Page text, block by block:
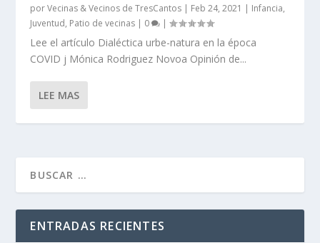
porVecinas & Vecinos de TresCantos | Feb 24, 2021 | Infancia,
Juventud, Patio de vecinas | 0 |
Lee el artículo Dialéctica urbe-natura en la época
COVID j Mónica Rodriguez Novoa Opinión de...
LEE MAS
ENTRADAS RECIENTES